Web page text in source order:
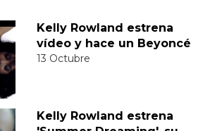
Kelly Rowland estrena
vídeo y hace un Beyoncé
13 Octubre
Kelly Rowland estrena